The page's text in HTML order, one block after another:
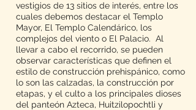
vestigios de 13 sitios de interés, entre los
cuales debemos destacar el Templo
Mayor, El Templo Calendárico, los
complejos del viento o El Palacio. Al
llevar a cabo el recorrido, se pueden
observar características que definen el
estilo de construcción prehispánico, como
lo son las calzadas, la construcción por
etapas, y el culto a los principales dioses
del panteón Azteca, Huitzilopochtli y